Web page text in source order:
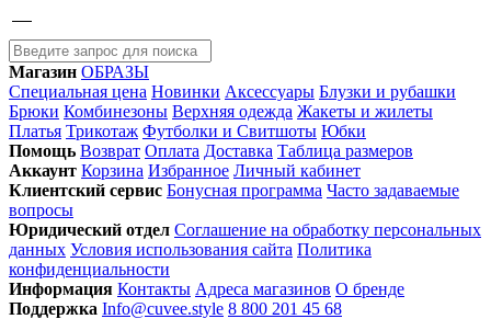
Магазин ОБРАЗЫ
Специальная цена Новинки Аксессуары Блузки и рубашки
Брюки Комбинезоны Верхняя одежда Жакеты и жилеты
Платья Трикотаж Футболки и Свитшоты Юбки
Помощь Возврат Оплата Доставка Таблица размеров
Аккаунт Корзина Избранное Личный кабинет
Клиентский сервис Бонусная программа Часто задаваемые
вопросы
Юридический отдел Соглашение на обработку персональных
данных Условия использования сайта Политика
конфиденциальности
Информация Контакты Адреса магазинов О бренде
Поддержка Info@cuvee.style 8 800 201 45 68